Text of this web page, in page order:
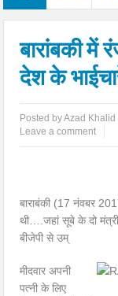
बारांबकी में
देश के
Posted byAzad Khalid
Leave a comment
बाराबंकी (17 नंवबर
थी….जहां सूबे के दो
बीजेपी से उम्
मीदवार अपनी
पत्नी के लिए